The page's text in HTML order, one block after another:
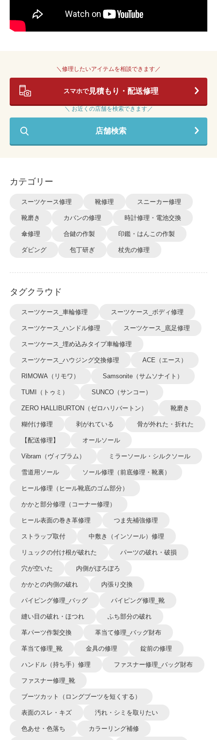
＼修理したいアイテムを相談できます／
スマホで見積もり・配送修理
＼ お近くの店舗を検索できます／
店舗検索
カテゴリー
スーツケース修理 靴修理 スニーカー修理
靴磨き カバンの修理 時計修理・電池交換
傘修理 合鍵の作製 印鑑・はんこの作製
ダビング 包丁研ぎ 杖先の修理
タグクラウド
スーツケース_車輪修理 スーツケース_ボディ修理
スーツケース_ハンドル修理 スーツケース_底足修理
スーツケース_埋め込みタイプ車輪修理
スーツケース_ハウジング交換修理 ACE（エース）
RIMOWA（リモワ） Samsonite（サムソナイト）
TUMI（トゥミ） SUNCO（サンコー）
ZERO HALLIBURTON（ゼロハリバートン） 靴磨き
糊付け修理 剥がれている 骨が外れた・折れた
【配送修理】 オールソール
Vibram（ヴィブラム） ミラーソール・シルクソール
雪道用ソール ソール修理（前底修理・靴裏）
ヒール修理（ヒール靴底のゴム部分）
かかと部分修理（コーナー修理）
ヒール表面の巻き革修理 つま先補強修理
ストラップ取付 中敷き（インソール）修理
リュックの付け根が破れた パーツの破れ・破損
穴が空いた 内側がぼろぼろ
かかとの内側の破れ 内張り交換
パイピング修理_バッグ パイピング修理_靴
縫い目の破れ・ほつれ ふち部分の破れ
革パーツ作製交換 革当て修理_バッグ財布
革当て修理_靴 金具の修理 錠前の修理
ハンドル（持ち手）修理 ファスナー修理_バッグ財布
ファスナー修理_靴
ブーツカット（ロングブーツを短くする）
表面のスレ・キズ 汚れ・シミを取りたい
色あせ・色落ち カラーリング補修